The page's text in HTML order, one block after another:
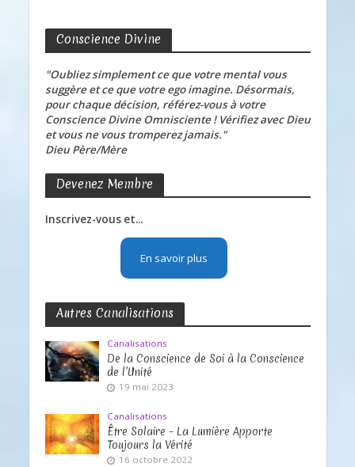
Conscience Divine
"Oubliez simplement ce que votre mental vous
suggère et ce que votre ego imagine. Désormais,
pour chaque décision, référez-vous à votre
Conscience Divine Omnisciente ! Vérifiez avec Dieu
et vous ne vous tromperez jamais."
Dieu Père/Mère
Devenez Membre
Inscrivez-vous et...
En savoir plus
Autres Canalisations
Canalisations
De la Conscience de Soi à la Conscience
de l’Unité
19 mai 2023
Canalisations
Être Solaire – La Lumière Apporte
Toujours la Vérité
16 octobre 2022